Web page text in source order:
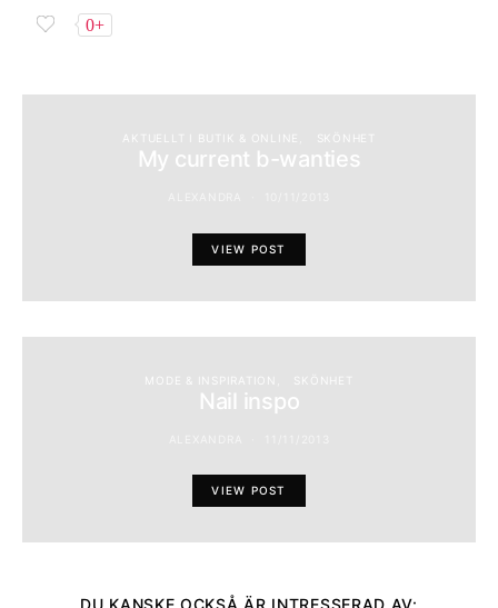
0+
AKTUELLT I BUTIK & ONLINE SKÖNHET
My current b-wanties
VIEW POST
MODE & INSPIRATION SKÖNHET
Nail inspo
VIEW POST